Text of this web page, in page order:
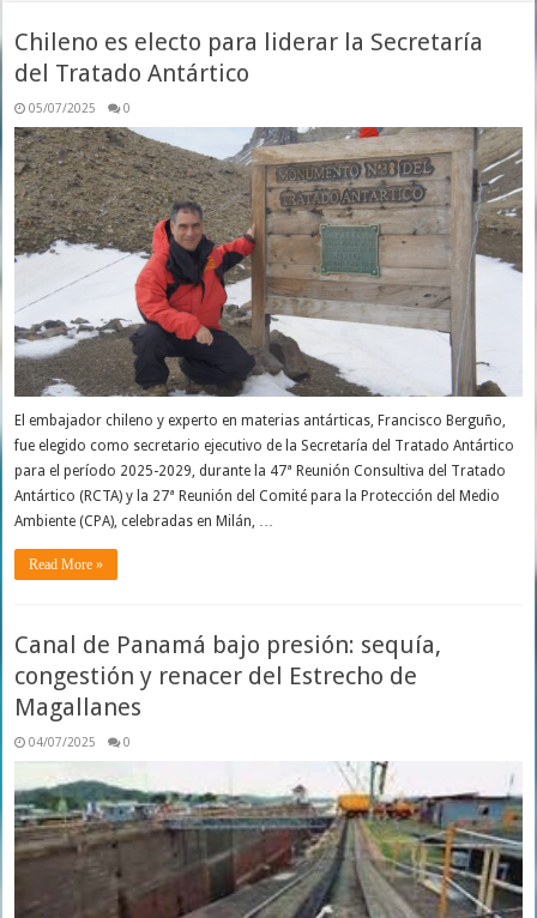
Chileno es electo para liderar la Secretaría
del Tratado Antártico
05/07/2025 0
El embajador chileno y experto en materias antárticas, Francisco Berguño,
fue elegido como secretario ejecutivo de la Secretaría del Tratado Antártico
para el período 2025-2029, durante la 47ª Reunión Consultiva del Tratado
Antártico (RCTA) y la 27ª Reunión del Comité para la Protección del Medio
Ambiente (CPA), celebradas en Milán, …
Read More »
Canal de Panamá bajo presión: sequía,
congestión y renacer del Estrecho de
Magallanes
04/07/2025 0